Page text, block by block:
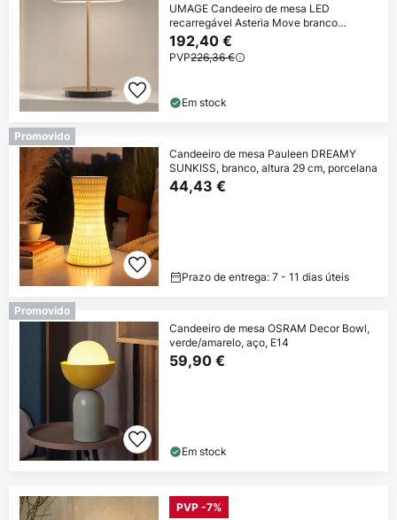
UMAGE Candeeiro de mesa LED
recarregável Asteria Move branco
pérola/latão 31cm
192,40 €
PVP226,36 €
Em stock
Promovido
Candeeiro de mesa Pauleen DREAMY
SUNKISS, branco, altura 29 cm, porcelana
44,43 €
Prazo de entrega: 7 - 11 dias úteis
Promovido
Candeeiro de mesa OSRAM Decor Bowl,
verde/amarelo, aço, E14
59,90 €
Em stock
PVP -7%